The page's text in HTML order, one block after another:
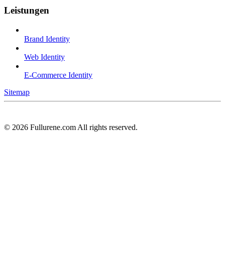
Leistungen
Brand Identity
Web Identity
E-Commerce Identity
Sitemap
© 2026 Fullurene.com All rights reserved.